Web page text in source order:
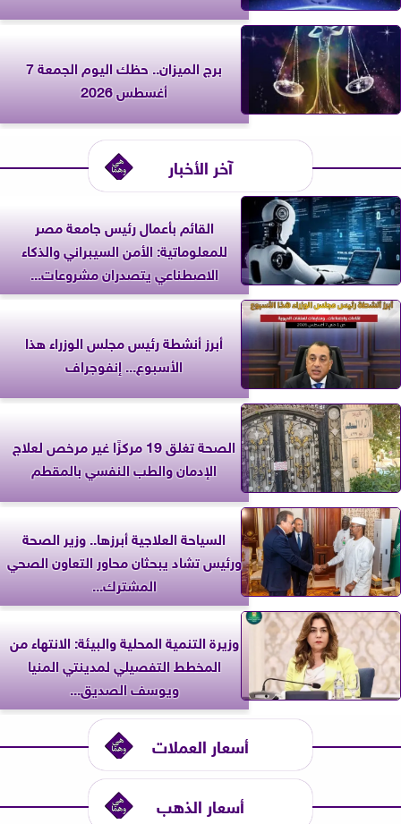
برج الميزان.. حظك اليوم الجمعة 7
أغسطس 2026
آخر الأخبار
القائم بأعمال رئيس جامعة مصر
للمعلوماتية: الأمن السيبراني والذكاء
الاصطناعي يتصدران مشروعات...
أبرز أنشطة رئيس مجلس الوزراء هذا
الأسبوع... إنفوجراف
الصحة تغلق 19 مركزًا غير مرخص لعلاج
الإدمان والطب النفسي بالمقطم
السياحة العلاجية أبرزها.. وزير الصحة
ورئيس تشاد يبحثان محاور التعاون الصحي
المشترك...
وزيرة التنمية المحلية والبيئة: الانتهاء من
المخطط التفصيلي لمدينتي المنيا
ويوسف الصديق...
أسعار العملات
أسعار الذهب